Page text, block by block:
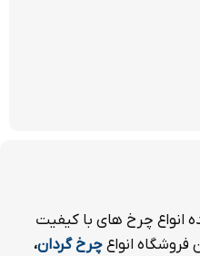
انواع چرخ های با کیفیت
انواعچرخ گردان،